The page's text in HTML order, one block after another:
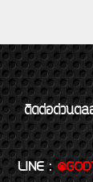
ติดต่อด่วนต
LINE :